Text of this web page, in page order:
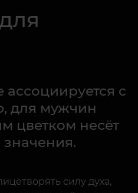
с
для мужчин
цветком несёт
силу духа,